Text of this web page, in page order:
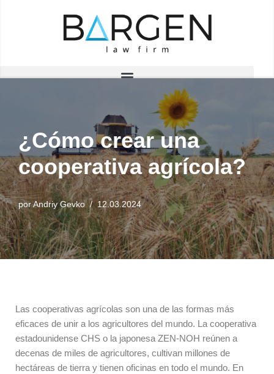
¿Cómo crear una
cooperativa agrícola?
porAndriy Gevko 12.03.2024
Las cooperativas agrícolas son una de las formas más
eficaces de unir a los agricultores del mundo. La cooperativa
estadounidense CHS o la japonesa ZEN-NOH reúnen a
decenas de miles de agricultores, cultivan millones de
hectáreas de tierra y tienen oficinas en todo el mundo. En